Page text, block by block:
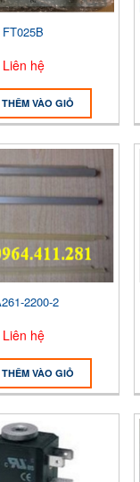
FT025B
Liên hệ
THÊM VÀO GIỎ
2200-2
Liên hệ
THÊM VÀO GIỎ